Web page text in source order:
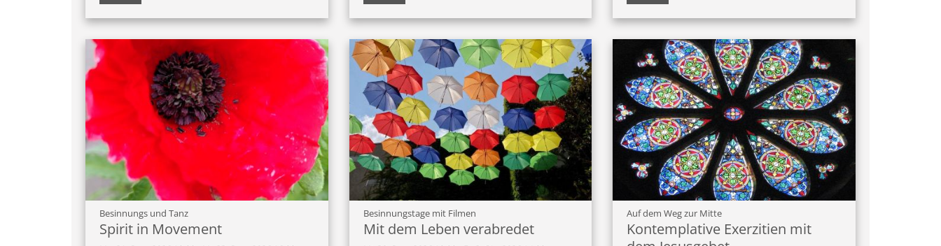
Besinnungs und Tanz:
Spirit in Movement
Besinnungstage mit Filmen:
Mit dem Leben verabredet
Auf dem Weg zur Mitte:
Kontemplative Exerzitien mit